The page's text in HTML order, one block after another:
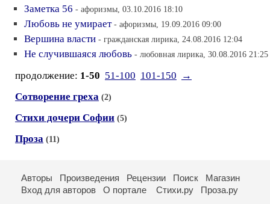
Заметка 56 - афоризмы, 03.10.2016 18:10
Любовь не умирает - афоризмы, 19.09.2016 09:00
Вершина власти - гражданская лирика, 24.08.2016 12:04
Не случившаяся любовь - любовная лирика, 30.08.2016 21:25
продолжение: 1-50 51-100 101-150
→
Сотворение греха (2)
Стихи дочери Софии (5)
Проза (11)
Авторы Произведения Рецензии Поиск
Магазин
Вход для авторов
О портале Стихи.ру Проза.ру